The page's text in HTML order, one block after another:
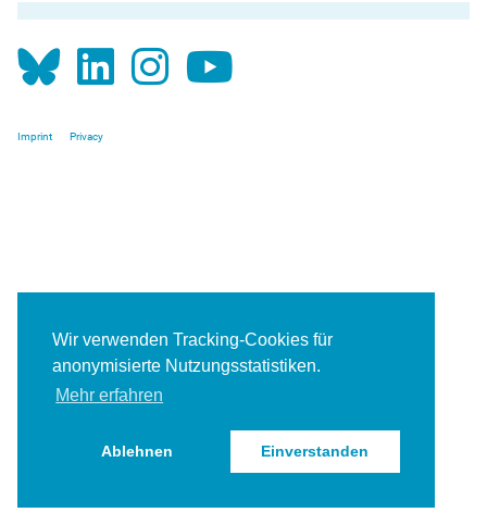
Wir verwenden Tracking-Cookies für
anonymisierte Nutzungsstatistiken.
Mehr erfahren
Ablehnen Einverstanden
deutsch
Imprint Privacy